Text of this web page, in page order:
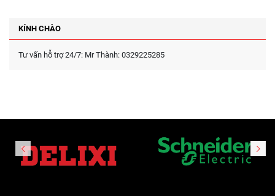
KÍNH CHÀO
Tư vấn hỗ trợ 24/7: Mr Thành: 0329225285